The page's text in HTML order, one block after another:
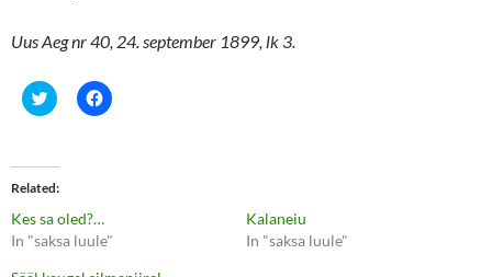
Uus Aeg nr 40, 24. september 1899, lk 3.
C
l
t
o
s
a
r
e
C
l
r
e
Related
Kes sa oled?…
In "saksa luule"
Kalaneiu
In "saksa luule"